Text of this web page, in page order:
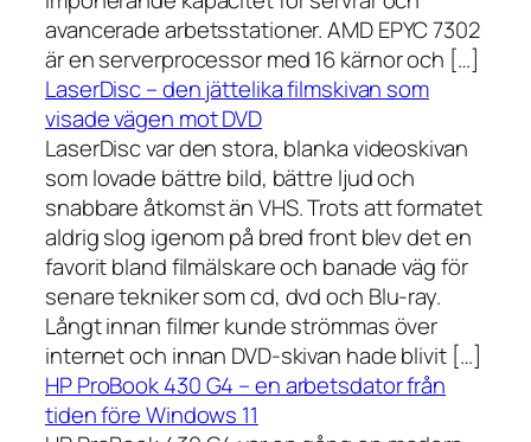
avancerade arbetsstationer. AMD EPYC 7302
är en serverprocessor med 16 kärnor och […]
LaserDisc – den jättelika filmskivan som
visade vägen mot DVD
LaserDisc var den stora, blanka videoskivan
som lovade bättre bild, bättre ljud och
snabbare åtkomst än VHS. Trots att formatet
aldrig slog igenom på bred front blev det en
favorit bland filmälskare och banade väg för
senare tekniker som cd, dvd och Blu-ray.
Långt innan filmer kunde strömmas över
internet och innan DVD-skivan hade blivit […]
HP ProBook 430 G4 – en arbetsdator från
tiden före Windows 11